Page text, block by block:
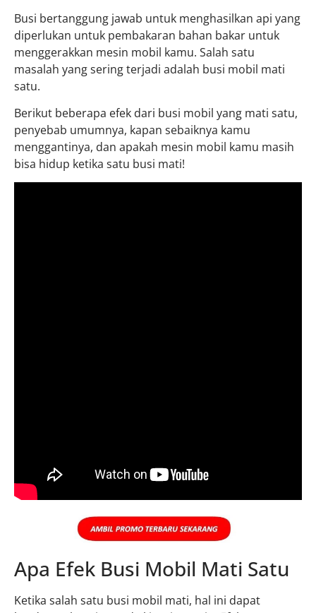
Busi bertanggung jawab untuk menghasilkan api yang
diperlukan untuk pembakaran bahan bakar untuk
menggerakkan mesin mobil kamu. Salah satu
masalah yang sering terjadi adalah busi mobil mati
satu.
Berikut beberapa efek dari busi mobil yang mati satu,
penyebab umumnya, kapan sebaiknya kamu
menggantinya, dan apakah mesin mobil kamu masih
bisa hidup ketika satu busi mati!
Apa Efek Busi Mobil Mati Satu
Ketika salah satu busi mobil mati, hal ini dapat